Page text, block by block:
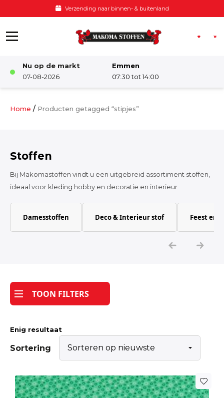
Verzending naar binnen- & buitenland
Nu op de markt
07-08-2026
Emmen
07:30 tot 14:00
Damesstoffen
Katoen
Tijdpakker stof
Home / Producten getagged “stipjes”
Stoffen
Bij Makomastoffen vindt u een uitgebreid assortiment stoffen,
ideaal voor kleding hobby en decoratie en interieur
Damesstoffen Deco & Interieur stof Feest en
TOON FILTERS
Enig resultaat
Sortering